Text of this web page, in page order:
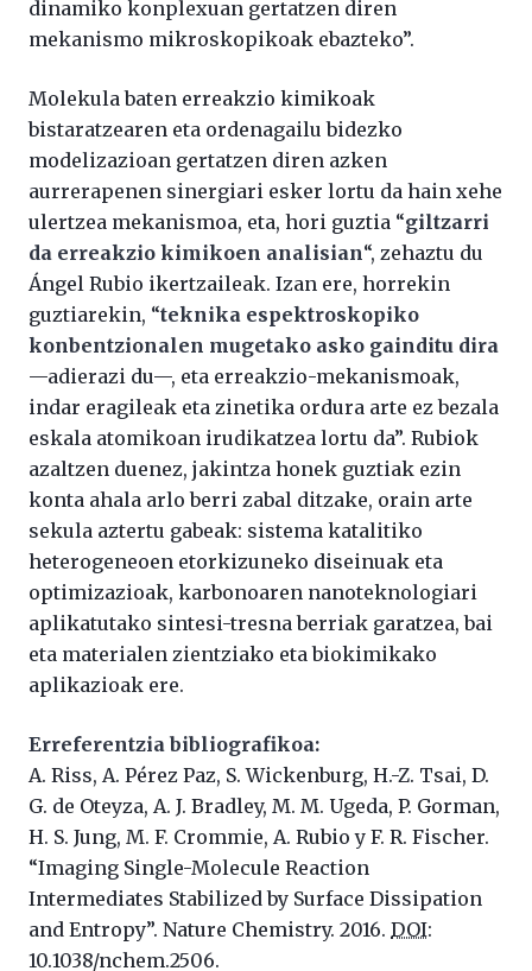
dinamiko konplexuan gertatzen diren
mekanismo mikroskopikoak ebazteko”.
Molekula baten erreakzio kimikoak
bistaratzearen eta ordenagailu bidezko
modelizazioan gertatzen diren azken
aurrerapenen sinergiari esker lortu da hain xehe
ulertzea mekanismoa, eta, hori guztia “giltzarri
da erreakzio kimikoen analisian“, zehaztu du
Ángel Rubio ikertzaileak. Izan ere, horrekin
guztiarekin, “teknika espektroskopiko
konbentzionalen mugetako asko gainditu dira
—adierazi du—, eta erreakzio-mekanismoak,
indar eragileak eta zinetika ordura arte ez bezala
eskala atomikoan irudikatzea lortu da”. Rubiok
azaltzen duenez, jakintza honek guztiak ezin
konta ahala arlo berri zabal ditzake, orain arte
sekula aztertu gabeak: sistema katalitiko
heterogeneoen etorkizuneko diseinuak eta
optimizazioak, karbonoaren nanoteknologiari
aplikatutako sintesi-tresna berriak garatzea, bai
eta materialen zientziako eta biokimikako
aplikazioak ere.
Erreferentzia bibliografikoa:
A. Riss, A. Pérez Paz, S. Wickenburg, H.-Z. Tsai, D.
G. de Oteyza, A. J. Bradley, M. M. Ugeda, P. Gorman,
H. S. Jung, M. F. Crommie, A. Rubio y F. R. Fischer.
“Imaging Single-Molecule Reaction
Intermediates Stabilized by Surface Dissipation
and Entropy”. Nature Chemistry. 2016. DOI:
10.1038/nchem.2506.